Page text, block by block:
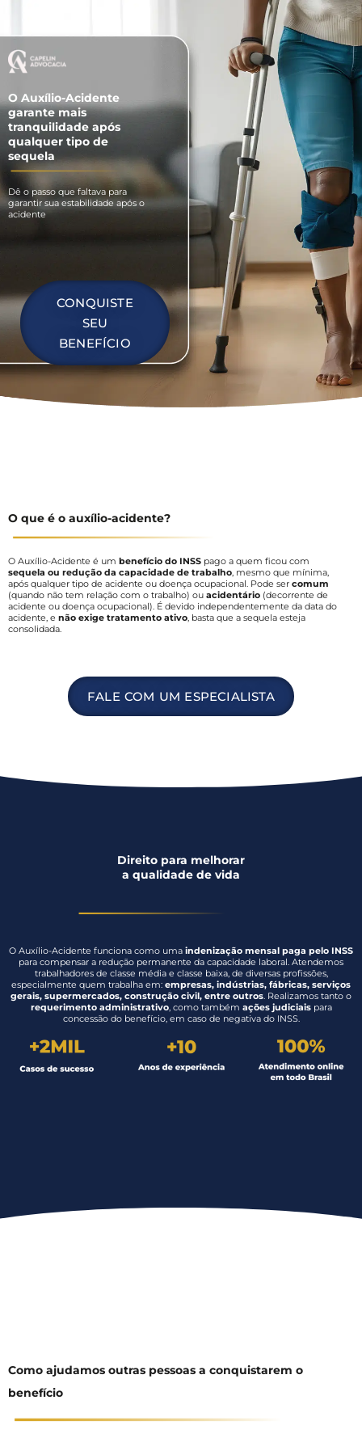
O Auxílio-Acidente
garante mais
tranquilidade após
qualquer tipo de
sequela
Dê o passo que faltava para
garantir sua estabilidade após o
acidente
CONQUISTE
SEU
BENEFÍCIO
O que é o auxílio-acidente?
O Auxílio-Acidente é um benefício do INSS pago a quem ficou com
sequela ou redução da capacidade de trabalho, mesmo que mínima,
após qualquer tipo de acidente ou doença ocupacional. Pode ser comum
(quando não tem relação com o trabalho) ou acidentário (decorrente de
acidente ou doença ocupacional). É devido independentemente da data do
acidente, e não exige tratamento ativo, basta que a sequela esteja
consolidada.
FALE COM UM ESPECIALISTA
Direito para melhorar
a qualidade de vida
O Auxílio-Acidente funciona como uma indenização mensal paga pelo INSS
para compensar a redução permanente da capacidade laboral. Atendemos
trabalhadores de classe média e classe baixa, de diversas profissões,
especialmente quem trabalha em: empresas, indústrias, fábricas, serviços
gerais, supermercados, construção civil, entre outros. Realizamos tanto o
requerimento administrativo, como também ações judiciaispara
concessão do benefício, em caso de negativa do INSS.
Como ajudamos outras pessoas a conquistarem o
benefício